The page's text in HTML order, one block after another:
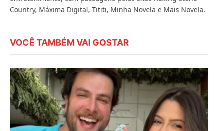
Country, Máxima Digital, Tititi, Minha Novela e Mais Novela.
VOCÊ TAMBÉM VAI GOSTAR